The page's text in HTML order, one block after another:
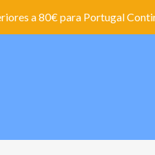
a 80€ para Portugal